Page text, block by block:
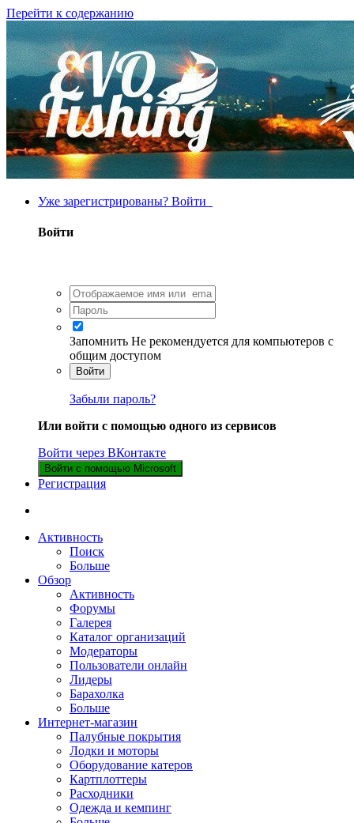
Перейти к содержанию
Уже зарегистрированы? Войти
Войти
Запомнить Не рекомендуется для компьютеров с
общим доступом
Войти
Забыли пароль?
Или войти с помощью одного из сервисов
Войти через ВКонтакте
Войти с помощью Microsoft
Регистрация
Активность
Поиск
Больше
Обзор
Активность
Форумы
Галерея
Каталог организаций
Модераторы
Пользователи онлайн
Лидеры
Барахолка
Больше
Интернет-магазин
Палубные покрытия
Лодки и моторы
Оборудование катеров
Картплоттеры
Расходники
Одежда и кемпинг